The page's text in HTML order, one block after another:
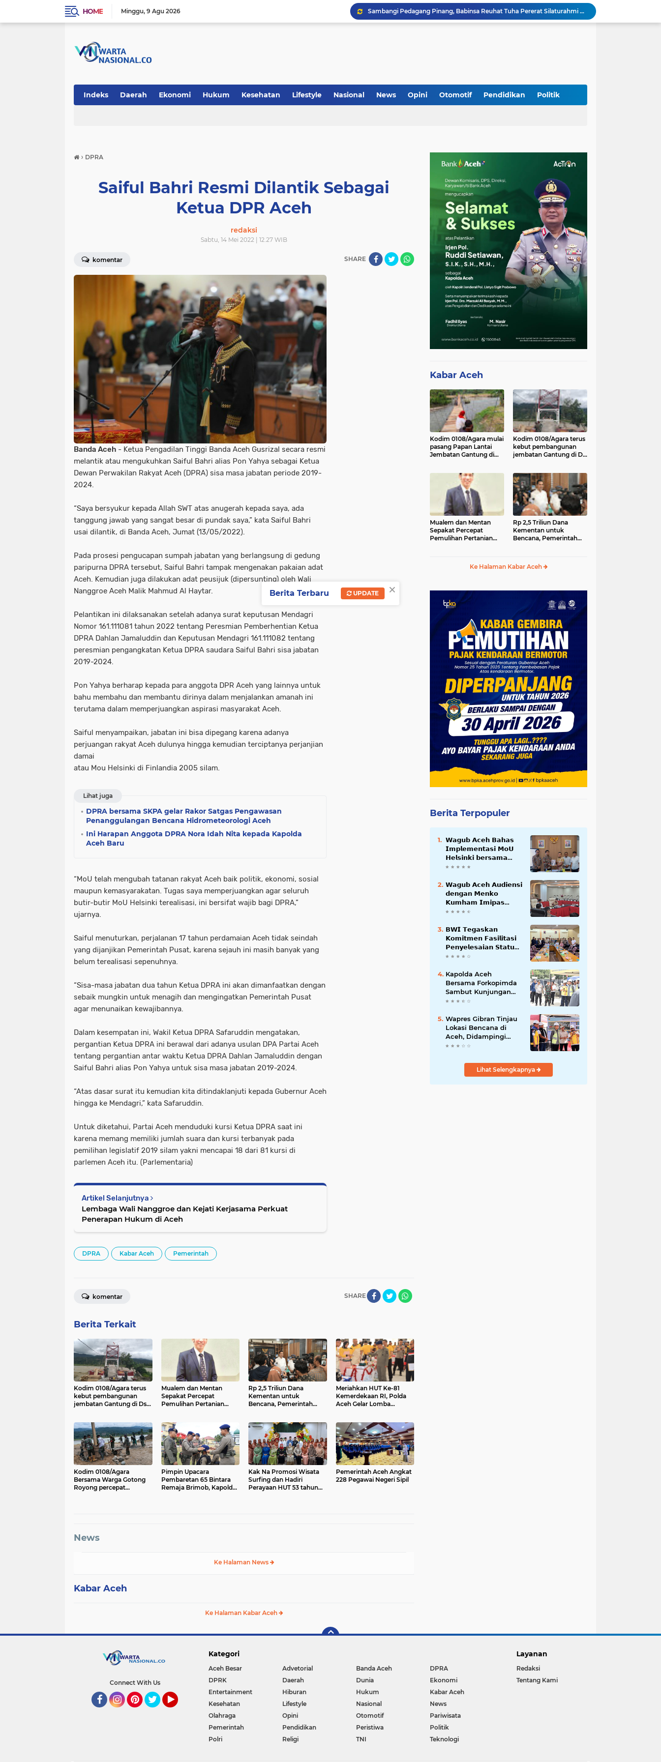
HOME Minggu 9 Agu 2026
Sambangi Pedagang Pinang, Babinsa Reuhat Tuha Pererat Silaturahmi dengan Warga
Jalin Keakraban dengan Warga, Babinsa Leung Ie Perkuat Komunikasi di Wilayah Binaan
Rp 2,5 Triliun Dana Kementan untuk Bencana, Pemerintah Aceh kelola Rp 9,7 M
Indeks Daerah Ekonomi Hukum Kesehatan Lifestyle Nasional News Opini Otomotif Pendidikan Politik
› DPRA
Saiful Bahri Resmi Dilantik Sebagai
Ketua DPR Aceh
redaksi
Sabtu, 14 Mei 2022 | 12.27 WIB
komentar SHARE
Banda Aceh - Ketua Pengadilan Tinggi Banda Aceh Gusrizal secara resmi
melantik atau mengukuhkan Saiful Bahri alias Pon Yahya sebagai Ketua
Dewan Perwakilan Rakyat Aceh (DPRA) sisa masa jabatan periode 2019-
2024.
“Saya bersyukur kepada Allah SWT atas anugerah kepada saya, ada
tanggung jawab yang sangat besar di pundak saya,” kata Saiful Bahri
usai dilantik, di Banda Aceh, Jumat (13/05/2022).
Pada prosesi pengucapan sumpah jabatan yang berlangsung di gedung
paripurna DPRA tersebut, Saiful Bahri tampak mengenakan pakaian adat
Aceh. Kemudian juga dilakukan adat peusijuk (dipersunting) oleh Wali
Nanggroe Aceh Malik Mahmud Al Haytar.
Pelantikan ini dilaksanakan setelah adanya surat keputusan Mendagri
Nomor 161.111081 tahun 2022 tentang Peresmian Pemberhentian Ketua
DPRA Dahlan Jamaluddin dan Keputusan Mendagri 161.111082 tentang
peresmian pengangkatan Ketua DPRA saudara Saiful Bahri sisa jabatan
2019-2024.
Pon Yahya berharap kepada para anggota DPR Aceh yang lainnya untuk
bahu membahu dan membantu dirinya dalam menjalankan amanah ini
terutama dalam memperjuangkan aspirasi masyarakat Aceh.
Saiful menyampaikan, jabatan ini bisa dipegang karena adanya
perjuangan rakyat Aceh dulunya hingga kemudian terciptanya perjanjian
damai
atau Mou Helsinki di Finlandia 2005 silam.
Lihat juga
DPRA bersama SKPA gelar Rakor Satgas Pengawasan
Penanggulangan Bencana Hidrometeorologi Aceh
Ini Harapan Anggota DPRA Nora Idah Nita kepada Kapolda
Aceh Baru
“MoU telah mengubah tatanan rakyat Aceh baik politik, ekonomi, sosial
maupun kemasyarakatan. Tugas saya memperjuangkan agar seluruh
butir-butir MoU Helsinki terealisasi, ini bersifat wajib bagi DPRA,”
ujarnya.
Saiful menuturkan, perjalanan 17 tahun perdamaian Aceh tidak seindah
yang dijanjikan Pemerintah Pusat, karena sejauh ini masih banyak yang
belum terealisasi sepenuhnya.
“Sisa-masa jabatan dua tahun Ketua DPRA ini akan dimanfaatkan dengan
sebaik mungkin untuk menagih dan mengingatkan Pemerintah Pusat
agar menunaikan kewajibannya.
Dalam kesempatan ini, Wakil Ketua DPRA Safaruddin mengatakan,
pergantian Ketua DPRA ini berawal dari adanya usulan DPA Partai Aceh
tentang pergantian antar waktu Ketua DPRA Dahlan Jamaluddin dengan
Saiful Bahri alias Pon Yahya untuk sisa masa jabatan 2019-2024.
“Atas dasar surat itu kemudian kita ditindaklanjuti kepada Gubernur Aceh
hingga ke Mendagri,” kata Safaruddin.
Untuk diketahui, Partai Aceh menduduki kursi Ketua DPRA saat ini
karena memang memiliki jumlah suara dan kursi terbanyak pada
pemilihan legislatif 2019 silam yakni mencapai 18 dari 81 kursi di
parlemen Aceh itu. (Parlementaria)
Artikel Selanjutnya
Lembaga Wali Nanggroe dan Kejati Kerjasama Perkuat
Penerapan Hukum di Aceh
DPRA Kabar Aceh Pemerintah
SHARE
komentar
Berita Terkait
Kodim 0108/Agara terus
kebut pembangunan
jembatan Gantung di Ds.
Mualem dan Mentan
Sepakat Percepat
Pemulihan Pertanian
Rp 2,5 Triliun Dana
Kementan untuk
Bencana, Pemerintah
Meriahkan HUT Ke-81
Kemerdekaan RI, Polda
Aceh Gelar Lomba
Kodim 0108/Agara
Bersama Warga Gotong
Royong percepat
Pimpin Upacara
Pembaretan 65 Bintara
Remaja Brimob, Kapolda
Kak Na Promosi Wisata
Surfing dan Hadiri
Perayaan HUT 53 tahun
Pemerintah Aceh Angkat
228 Pegawai Negeri Sipil
News
Ke Halaman News
Kabar Aceh
Ke Halaman Kabar Aceh
Kabar Aceh
Kodim 0108/Agara mulai
pasang Papan Lantai
Jembatan Gantung di
Kodim 0108/Agara terus
kebut pembangunan
jembatan Gantung di Ds.
Mualem dan Mentan
Sepakat Percepat
Pemulihan Pertanian
Rp 2,5 Triliun Dana
Kementan untuk
Bencana, Pemerintah
Ke Halaman Kabar Aceh
Berita Terpopuler
𝗪𝗮𝗴𝘂𝗯 𝗔𝗰𝗲𝗵 𝗕𝗮𝗵𝗮𝘀
𝗜𝗺𝗽𝗹𝗲𝗺𝗲𝗻𝘁𝗮𝘀𝗶 𝗠𝗼𝗨
𝗛𝗲𝗹𝘀𝗶𝗻𝗸𝗶 𝗯𝗲𝗿𝘀𝗮𝗺𝗮
𝗦𝗲𝗸𝗿𝗲𝘁𝗮𝗿𝗶𝗮𝘁 𝗡𝗲𝗴𝗮𝗿𝗮
𝗪𝗮𝗴𝘂𝗯 𝗔𝗰𝗲𝗵 𝗔𝘂𝗱𝗶𝗲𝗻𝘀𝗶
𝗱𝗲𝗻𝗴𝗮𝗻 𝗠𝗲𝗻𝗸𝗼
𝗞𝘂𝗺𝗵𝗮𝗺 𝗜𝗺𝗶𝗽𝗮𝘀
𝗧𝗲𝗿𝗸𝗮𝗶𝘁 𝗦𝘁𝗮𝘁𝘂𝘀 𝗪𝗮𝗸𝗮𝗳
𝗕𝗪𝗜 𝗧𝗲𝗴𝗮𝘀𝗸𝗮𝗻
𝗞𝗼𝗺𝗶𝘁𝗺𝗲𝗻 𝗙𝗮𝘀𝗶𝗹𝗶𝘁𝗮𝘀𝗶
𝗣𝗲𝗻𝘆𝗲𝗹𝗲𝘀𝗮𝗶𝗮𝗻 𝗦𝘁𝗮𝘁𝘂𝘀
𝗪𝗮𝗸𝗮𝗳 𝗕𝗹𝗮𝗻𝗴 𝗣𝗮𝗱𝗮𝗻𝗴
Kapolda Aceh
Bersama Forkopimda
Sambut Kunjungan
Kerja Wakil Presiden
Bireuen
Wapres Gibran Tinjau
Lokasi Bencana di
Aceh, Didampingi
Wagub Dek Fadh
Lihat Selengkapnya
Connect With Us
Kategori
Aceh Besar Advetorial Banda Aceh
DPRA
DPRK
Daerah Dunia
Ekonomi
Entertainment
Hiburan Hukum
Kabar Aceh
Kesehatan
Lifestyle Nasional
News
Olahraga
Opini Otomotif
Pariwisata
Pemerintah
Pendidikan Peristiwa
Politik
Polri
Religi TNI Teknologi
Layanan
Redaksi
Tentang Kami
×
Berita Terbaru UPDATE